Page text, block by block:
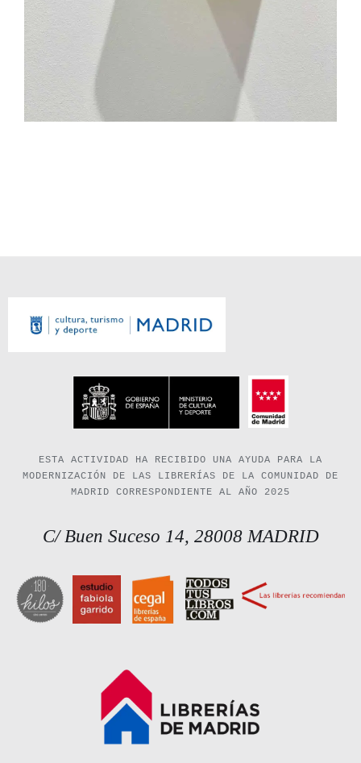
ESTA ACTIVIDAD HA RECIBIDO UNA AYUDA PARA LA
MODERNIZACIÓN DE LAS LIBRERÍAS DE LA COMUNIDAD DE
MADRID CORRESPONDIENTE AL AÑO 2025
C/ Buen Suceso 14, 28008 MADRID